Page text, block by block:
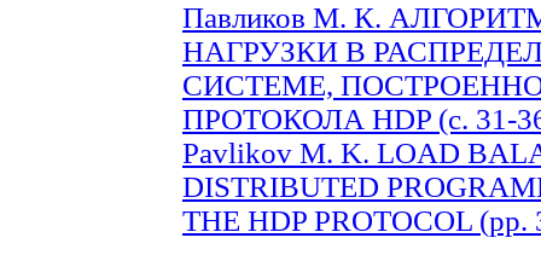
Павликов М. К.
НАГРУЗКИ В
СИСТЕМЕ,
ПРОТОКОЛА HDP (c. 31-
Pavlikov M. K. LOAD
DISTRIBUTED
THE HDP PROTOCOL (pp.